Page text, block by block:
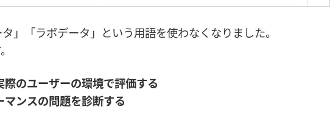
」「ラボデータ」という用語を使わなくなりました。
際のユーザーの環境で評価する
マンスの問題を診断する